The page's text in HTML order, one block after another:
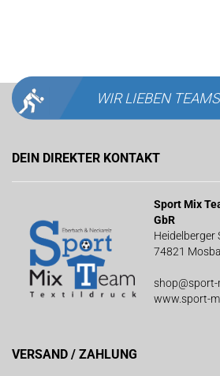
WIR LIEBEN
DEIN DIREKTER KONTAKT
Sport Mix
GbR
Heidelberger
74821
www.sport-
VERSAND / ZAHLUNG